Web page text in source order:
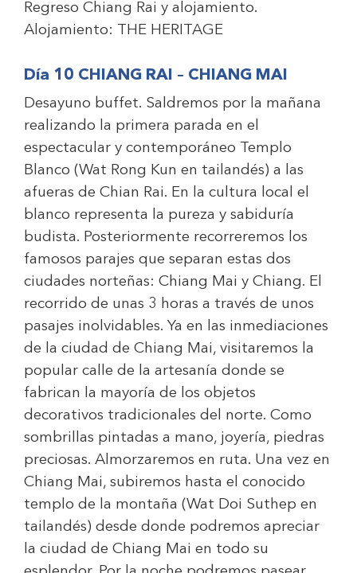
Regreso Chiang Rai y alojamiento.
Alojamiento:
THE HERITAGE
Día 10 CHIANG RAI – CHIANG MAI
Desayuno buffet. Saldremos por la mañana
realizando la primera parada en el
espectacular y contemporáneo Templo
Blanco (Wat Rong Kun en tailandés) a las
afueras de Chian Rai. En la cultura local el
blanco representa la pureza y sabiduría
budista. Posteriormente recorreremos los
famosos parajes que separan estas dos
ciudades norteñas: Chiang Mai y Chiang. El
recorrido de unas 3 horas a través de unos
pasajes inolvidables. Ya en las inmediaciones
de la ciudad de Chiang Mai, visitaremos la
popular calle de la artesanía donde se
fabrican la mayoría de los objetos
decorativos tradicionales del norte. Como
sombrillas pintadas a mano, joyería, piedras
preciosas. Almorzaremos en ruta. Una vez en
Chiang Mai, subiremos hasta el conocido
templo de la montaña (Wat Doi Suthep en
tailandés) desde donde podremos apreciar
la ciudad de Chiang Mai en todo su